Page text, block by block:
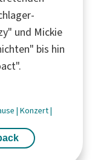
und Mickie
bis hin
| Konzert|